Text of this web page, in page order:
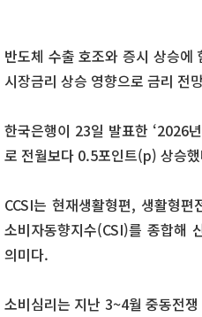
반도체 수출 호조와 증시 상승에
시장금리 상승 영향으로 금리 전
한국은행이 23일 발표한 ‘2026
로 전월보다 0.5포인트(p) 상승
CCSI는 현재생활형편, 생활형
소비자동향지수(CSI)를 종합해
의미다.
소비심리는 지난 3~4월 중동전